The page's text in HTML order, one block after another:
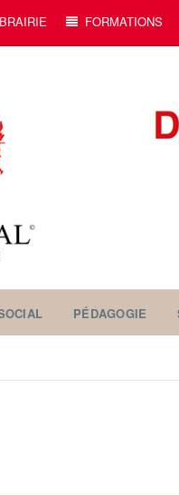
FORMATIONS
PÉDAGOGIE